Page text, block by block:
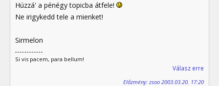
Húzzá' a pénégy topicba átfele!
Ne irigykedd tele a mienket!
Sirmelon
Si vis pacem, para bellum!
Válasz erre
Előzmény: zsoo 2003.03.20. 17:20